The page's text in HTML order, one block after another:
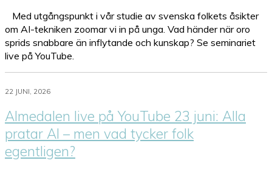
Med utgångspunkt i vår studie av svenska folkets åsikter
om AI-tekniken zoomar vi in på unga. Vad händer när oro
sprids snabbare än inflytande och kunskap? Se seminariet
live på YouTube.
22 JUNI, 2026
Almedalen live på YouTube 23 juni: Alla
pratar AI – men vad tycker folk
egentligen?